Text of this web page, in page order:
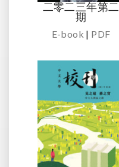
二零二三年第二
期
E-book | PDF